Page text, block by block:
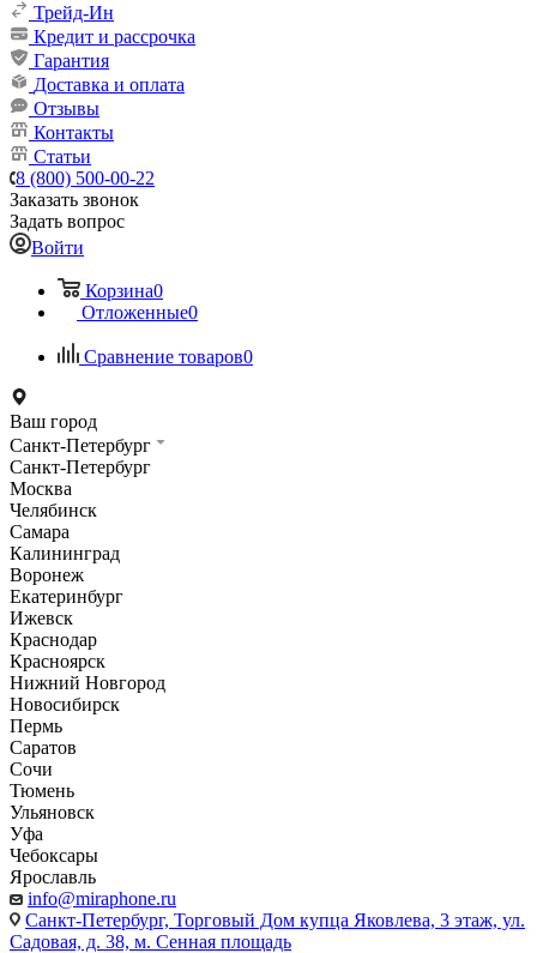
Трейд-Ин
Кредит и рассрочка
Гарантия
Доставка и оплата
Отзывы
Контакты
Статьи
8 (800) 500-00-22
Заказать звонок
Задать вопрос
Войти
Корзина0
Отложенные0
Сравнение товаров0
Ваш город
Санкт-Петербург
Санкт-Петербург
Москва
Челябинск
Самара
Калининград
Воронеж
Екатеринбург
Ижевск
Краснодар
Красноярск
Нижний Новгород
Новосибирск
Пермь
Саратов
Сочи
Тюмень
Ульяновск
Уфа
Чебоксары
Ярославль
info@miraphone.ru
Санкт-Петербург, Торговый Дом купца Яковлева, 3 этаж, ул.
Садовая, д. 38, м. Сенная площадь